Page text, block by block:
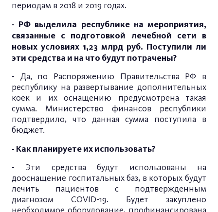
периодам в 2018 и 2019 годах.
- РФ выделила республике на мероприятия,
связанные с подготовкой лечебной сети в
новых условиях 1,23 млрд руб. Поступили ли
эти средства и на что будут потрачены?
- Да, по Распоряжению Правительства РФ в
республику на развертывание дополнительных
коек и их оснащению предусмотрена такая
сумма. Министерство финансов республики
подтвердило, что данная сумма поступила в
бюджет.
- Как планируете их использовать?
- Эти средства будут использованы на
дооснащение госпитальных баз, в которых будут
лечить пациентов с подтвержденным
диагнозом COVID-19. Будет закуплено